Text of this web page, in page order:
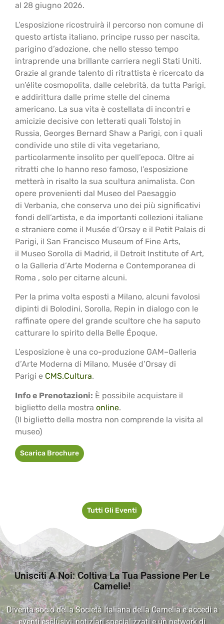
al 28 giugno 2026.
L’esposizione ricostruirà il percorso non comune di
questo artista italiano, principe russo per nascita,
parigino d’adozione, che nello stesso tempo
intraprende una brillante carriera negli Stati Uniti.
Grazie al grande talento di ritrattista è ricercato da
un’élite cosmopolita, dalle celebrità, da tutta Parigi,
e addirittura dalle prime stelle del cinema
americano. La sua vita è costellata di incontri e
amicizie decisive con letterati quali Tolstoj in
Russia, Georges Bernard Shaw a Parigi, con i quali
condivide uno stile di vita vegetariano,
particolarmente insolito per quell’epoca. Oltre ai
ritratti che lo hanno reso famoso, l’esposizione
metterà in risalto la sua scultura animalista. Con
opere provenienti dal Museo del Paesaggio
di Verbania, che conserva uno dei più significativi
fondi dell’artista, e da importanti collezioni italiane
e straniere come il Musée d’Orsay e il Petit Palais di
Parigi, il San Francisco Museum of Fine Arts,
il Museo Sorolla di Madrid, il Detroit Institute of Art,
o la Galleria d’Arte Moderna e Contemporanea di
Roma , solo per citarne alcuni.
Per la prima volta esposti a Milano, alcuni favolosi
dipinti di Bolodini, Sorolla, Repin in dialogo con le
raffinate opere del grande scultore che ha saputo
catturare lo spirito della Belle Époque.
L’esposizione è una co-produzione GAM–Galleria
d’Arte Moderna di Milano, Musée d’Orsay di
Parigi e CMS.Cultura.
Info e Prenotazioni: È possibile acquistare il
biglietto della mostra online.
(Il biglietto della mostra non comprende la visita al
museo)
Scarica Brochure
Tutti Gli Eventi
Unisciti A Noi: Coltiva La Tua Passione Per Le
Camelie!
Diventa socio della Società Italiana della Camelia e accedi a
eventi esclusivi, notiziari specializzati e un network di